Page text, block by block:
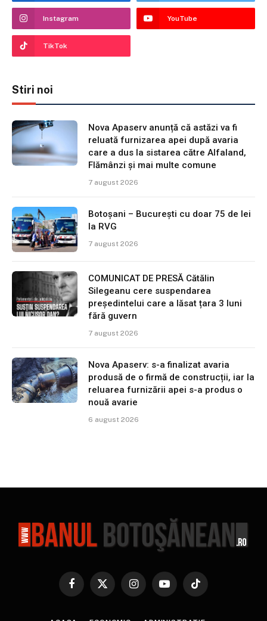
Instagram YouTube
TikTok
Stiri noi
Nova Apaserv anunță că astăzi va fi
reluată furnizarea apei după avaria
care a dus la sistarea către Alfaland,
Flămânzi și mai multe comune
7 august 2026
Botoșani – București cu doar 75 de lei
la RVG
7 august 2026
COMUNICAT DE PRESĂ Cătălin
Silegeanu cere suspendarea
președintelui care a lăsat țara 3 luni
fără guvern
7 august 2026
Nova Apaserv: s-a finalizat avaria
produsă de o firmă de construcții, iar la
reluarea furnizării apei s-a produs o
nouă avarie
6 august 2026
Facebook
X
InstagramYouTubeTikTok